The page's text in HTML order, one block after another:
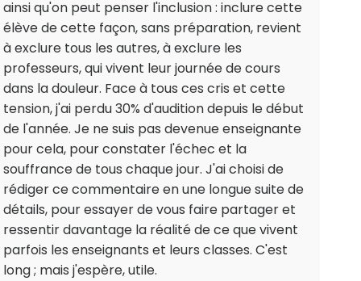
ainsi qu'on peut penser l'inclusion : inclure cette
élève de cette façon, sans préparation, revient
à exclure tous les autres, à exclure les
professeurs, qui vivent leur journée de cours
dans la douleur. Face à tous ces cris et cette
tension, j'ai perdu 30% d'audition depuis le début
de l'année. Je ne suis pas devenue enseignante
pour cela, pour constater l'échec et la
souffrance de tous chaque jour. J'ai choisi de
rédiger ce commentaire en une longue suite de
détails, pour essayer de vous faire partager et
ressentir davantage la réalité de ce que vivent
parfois les enseignants et leurs classes. C'est
long ; mais j'espère, utile.